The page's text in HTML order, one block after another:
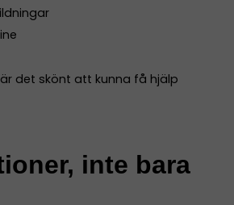
det skönt att kunna få hjälp
inte bara